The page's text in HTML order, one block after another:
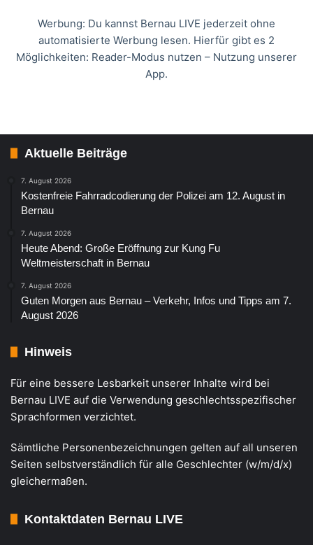
Werbung: Du kannst Bernau LIVE jederzeit ohne
automatisierte Werbung lesen. Hierfür gibt es 2
Möglichkeiten: Reader-Modus nutzen – Nutzung unserer
App.
Aktuelle Beiträge
7. August 2026
Kostenfreie Fahrradcodierung der Polizei am 12. August in
Bernau
7. August 2026
Heute Abend: Große Eröffnung zur Kung Fu
Weltmeisterschaft in Bernau
7. August 2026
Guten Morgen aus Bernau – Verkehr, Infos und Tipps am 7.
August 2026
Hinweis
Für eine bessere Lesbarkeit unserer Inhalte wird bei
Bernau LIVE auf die Verwendung geschlechtsspezifischer
Sprachformen verzichtet.
Sämtliche Personenbezeichnungen gelten auf all unseren
Seiten selbstverständlich für alle Geschlechter (w/m/d/x)
gleichermaßen.
Kontaktdaten Bernau LIVE